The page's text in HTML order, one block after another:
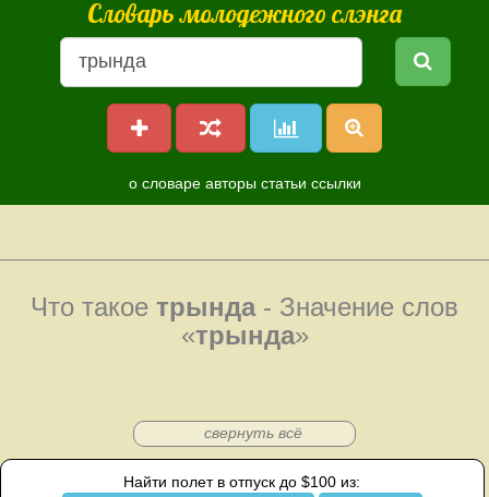
Словарь молодежного слэнга
о словаре авторы статьи ссылки
Что такое трында- Значение слов
«трында»
свернуть всё
Найти полет в отпуск до $100 из: